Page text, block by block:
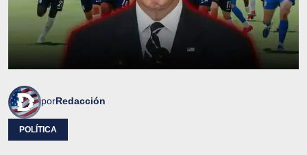
porRedacción
POLÍTICA